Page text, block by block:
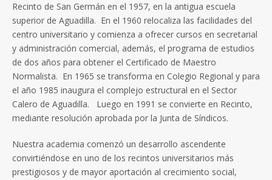
Recinto de San Germán en el 1957, en la antigua escuela
superior de Aguadilla. En el 1960 relocaliza las facilidades del
centro universitario y comienza a ofrecer cursos en secretarial
y administración comercial, además, el programa de estudios
de dos años para obtener el Certificado de Maestro
Normalista. En 1965 se transforma en Colegio Regional y para
el año 1985 inaugura el complejo estructural en el Sector
Calero de Aguadilla. Luego en 1991 se convierte en Recinto,
mediante resolución aprobada por la Junta de Síndicos.
Nuestra academia comenzó un desarrollo ascendente
convirtiéndose en uno de los recintos universitarios más
prestigiosos y de mayor aportación al crecimiento social,